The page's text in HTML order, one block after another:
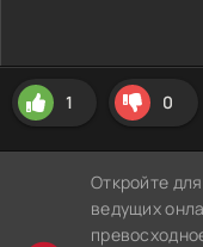
1 0
Откройте
ведущих